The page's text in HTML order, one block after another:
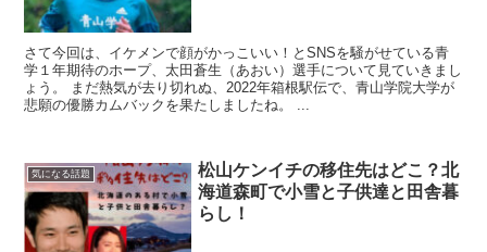
さて今回は、イケメンで顔がかっこいい！とSNSを騒がせている青
学１年期待のホープ、太田蒼生（あおい）選手について見ていきまし
ょう。 まだ熱気が去り切れぬ、2022年箱根駅伝で、青山学院大学が
悲願の優勝カムバックを果たしましたね。 ...
気になる話題
松山ケンイチの移住先はどこ？北
海道森町で小雪と子供達と田舎暮
らし！